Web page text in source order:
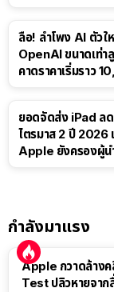
ลือ! ลำโพง AI ตัวใ
OpenAI ขนาดเท่า
คาดราคาเริ่มราว
ยอดจัดส่ง iPad ล
ไตรมาส 2 ปี 2026
Apple ยังครองผู้น
กำลังมาแรง
Apple กวาดล้าง
Test ปลิวหายจาก